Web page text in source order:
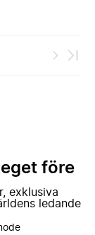
före
exklusiva
ledande